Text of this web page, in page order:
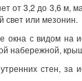
от 3,2 до 3,6
свет или мезонин.
с видом на
набережной,
стен, за